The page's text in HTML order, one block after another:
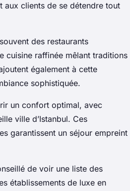
aux clients de se détendre tout
des restaurants
cuisine raffinée mêlant traditions
également à cette
sophistiquée.
un confort optimal, avec
ville d’Istanbul. Ces
garantissent un séjour empreint
de voir une liste des
établissements de luxe en